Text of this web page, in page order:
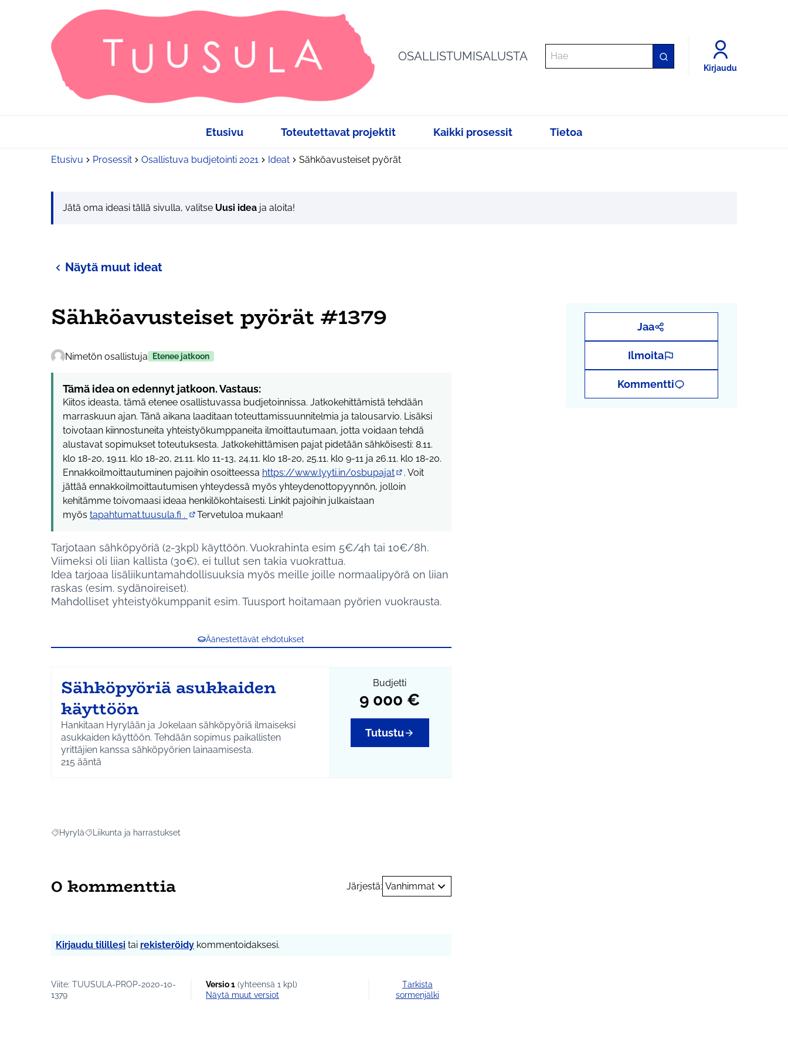
OSALLISTUMISALUSTA
Kirjaudu
Etusivu Toteutettavat projektit Kaikki prosessit Tietoa
Etusivu Prosessit Osallistuva budjetointi 2021 Ideat Sähköavusteiset pyörät
Jätä oma ideasi tällä sivulla, valitse Uusi idea ja aloita!
Näytä muut ideat
Sähköavusteiset pyörät #1379
Nimetön osallistuja Etenee jatkoon
Tämä idea on edennyt jatkoon. Vastaus:
Kiitos ideasta, tämä etenee osallistuvassa budjetoinnissa. Jatkokehittämistä tehdään
marraskuun ajan. Tänä aikana laaditaan toteuttamissuunnitelmia ja talousarvio. Lisäksi
toivotaan kiinnostuneita yhteistyökumppaneita ilmoittautumaan, jotta voidaan tehdä
alustavat sopimukset toteutuksesta. Jatkokehittämisen pajat pidetään sähköisesti: 8.11.
klo 18-20, 19.11. klo 18-20, 21.11. klo 11-13, 24.11. klo 18-20, 25.11. klo 9-11 ja 26.11. klo 18-20.
Ennakkoilmoittautuminen pajoihin osoitteessa https://www.lyyti.in/osbupajat
(Ulkoinen linkki)
. Voit
jättää ennakkoilmoittautumisen yhteydessä myös yhteydenottopyynnön, jolloin
kehitämme toivomaasi ideaa henkilökohtaisesti. Linkit pajoihin julkaistaan
myös tapahtumat.tuusula.fi .
Tervetuloa mukaan!
Tarjotaan sähköpyöriä (2-3kpl) käyttöön. Vuokrahinta esim 5€/4h tai 10€/8h.
Viimeksi oli liian kallista (30€), ei tullut sen takia vuokrattua.
Idea tarjoaa lisäliikuntamahdollisuuksia myös meille joille normaalipyörä on liian
raskas (esim. sydänoireiset).
Mahdolliset yhteistyökumppanit esim. Tuusport hoitamaan pyörien vuokrausta.
Äänestettävät ehdotukset
Sähköpyöriä asukkaiden
käyttöön
Hankitaan Hyrylään ja Jokelaan sähköpyöriä ilmaiseksi
asukkaiden käyttöön. Tehdään sopimus paikallisten
yrittäjien kanssa sähköpyörien lainaamisesta.
215 ääntä
Budjetti
9 000 €
Tutustu
Rajaa tulokset aihepiirin mukaan: Hyrylä
Hyrylä Rajaa tulokset teeman mukaan: Liikunta ja harrastukset
Liikunta ja harrastukset
Jaa
Ilmoita
Kommentti
0 kommenttia Järjestä: Vanhimmat
Kirjaudu tilillesi tai rekisteröidy kommentoidaksesi.
Viite: TUUSULA-PROP-2020-10-
1379
Versio 1 (yhteensä 1 kpl)
näytä muut versiot
Tarkista
sormenjälki